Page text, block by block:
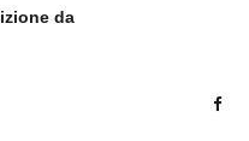
da